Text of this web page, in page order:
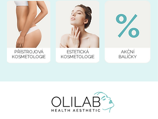
PŘÍSTROJOVÁ
KOSMETOLOGIE
ESTETICKÁ
KOSMETOLOGIE
AKČNÍ
BALÍČKY